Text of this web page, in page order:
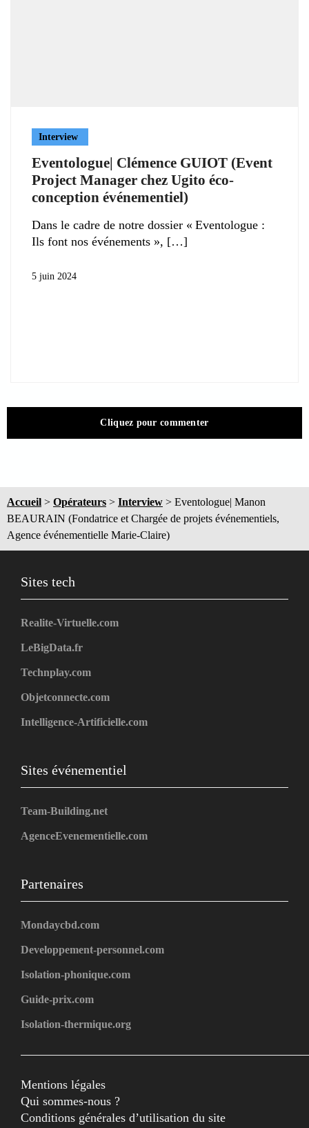
Interview
Eventologue| Clémence GUIOT (Event
Project Manager chez Ugito éco-
conception événementiel)
Dans le cadre de notre dossier « Eventologue :
Ils font nos événements »,
5 juin 2024
Cliquez pour commenter
Accueil > Opérateurs > Interview > Eventologue| Manon
BEAURAIN (Fondatrice et Chargée de projets événementiels,
Agence événementielle Marie-Claire)
Sites tech
Realite-Virtuelle.com
LeBigData.fr
Technplay.com
Objetconnecte.com
Intelligence-Artificielle.com
Sites événementiel
Team-Building.net
AgenceEvenementielle.com
Partenaires
Mondaycbd.com
Developpement-personnel.com
Isolation-phonique.com
Guide-prix.com
Isolation-thermique.org
Mentions légales
Qui sommes-nous ?
Conditions générales d’utilisation du site